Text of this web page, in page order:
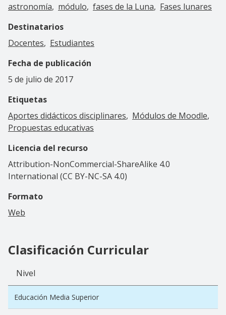
astronomía
módulo fases de la Luna
Fases lunares
Destinatarios
Docentes
Estudiantes
Fecha de publicación
5 de julio de 2017
Etiquetas
Aportes didácticos disciplinares
Módulos de Moodle
Propuestas educativas
Licencia del recurso
Attribution-NonCommercial-ShareAlike 4.0
International (CC BY-NC-SA 4.0)
Formato
Web
Clasificación Curricular
Nivel
Educación Media Superior